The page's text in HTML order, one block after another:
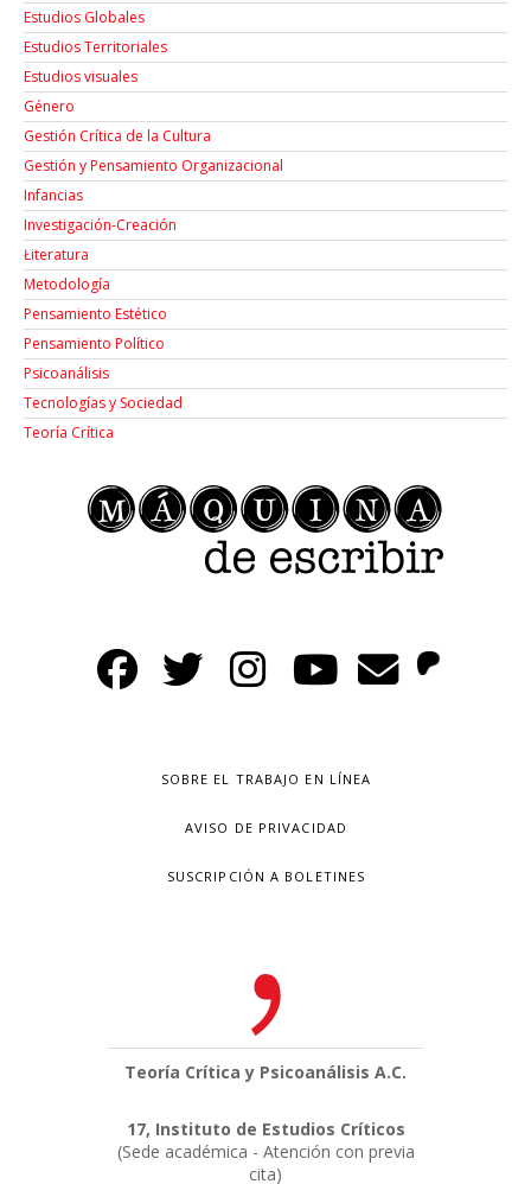
Estudios Globales
Estudios Territoriales
Estudios visuales
Género
Gestión Crítica de la Cultura
Gestión y Pensamiento Organizacional
Infancias
Investigación-Creación
Łiteratura
Metodología
Pensamiento Estético
Pensamiento Político
Psicoanálisis
Tecnologías y Sociedad
Teoría Crítica
SOBRE EL TRABAJO EN LÍNEA
AVISO DE PRIVACIDAD
SUSCRIPCIÓN A BOLETINES
Teoría Crítica y Psicoanálisis A.C.
17, Instituto de Estudios Críticos
(Sede académica - Atención con previa
cita)